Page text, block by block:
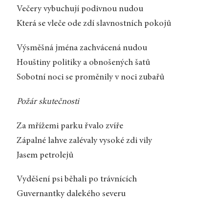
Večery vybuchují podivnou nudou
Která se vleče ode zdí slavnostních pokojů
Výsměšná jména zachvácená nudou
Houštiny politiky a obnošených šatů
Sobotní noci se proměnily v noci zubařů
Požár skutečnosti
Za mřížemi parku řvalo zvíře
Zápalné lahve zalévaly vysoké zdi vily
Jasem petrolejů
Vyděšení psi běhali po trávnících
Guvernantky dalekého severu